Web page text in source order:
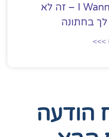
I Wanna Make A Toast – זה לא
בחתונה
>>>
הודעה